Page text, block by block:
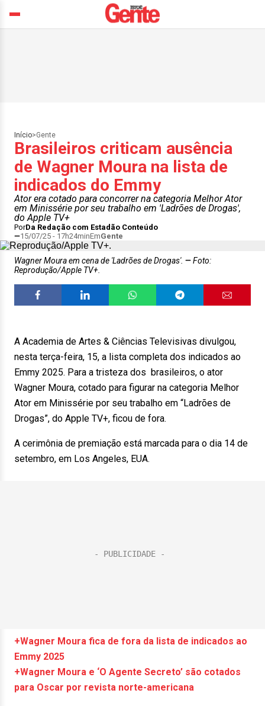
Início>Gente
Brasileiros criticam ausência
de Wagner Moura na lista de
indicados do Emmy
Ator era cotado para concorrer na categoria Melhor Ator
em Minissérie por seu trabalho em 'Ladrões de Drogas',
do Apple TV+
PorDa Redação com Estadão Conteúdo
15/07/25 - 17h24minEmGente
Wagner Moura em cena de 'Ladrões de Drogas'.
Foto:
Reprodução/Apple TV+.
A Academia de Artes & Ciências Televisivas divulgou,
nesta terça-feira, 15, a lista completa dos indicados ao
Emmy 2025. Para a tristeza dos brasileiros, o ator
Wagner Moura, cotado para figurar na categoria Melhor
Ator em Minissérie por seu trabalho em “Ladrões de
Drogas”, do Apple TV+, ficou de fora.
A cerimônia de premiação está marcada para o dia 14 de
setembro, em Los Angeles, EUA.
+Wagner Moura fica de fora da lista de indicados ao
Emmy 2025
+Wagner Moura e ‘O Agente Secreto’ são cotados
para Oscar por revista norte-americana